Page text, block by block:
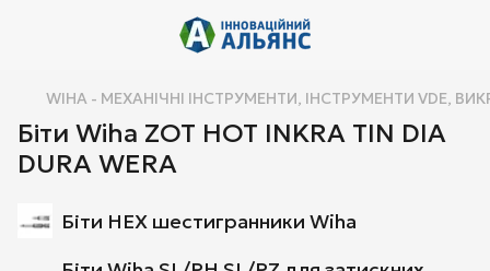
WIHA - МЕХАНІЧНІ ІНСТРУМЕНТИ, ІНСТРУМЕНТИ VDE,
Біти Wiha ZOT HOT INKRA TIN DIA
DURA WERA
Біти HEX шестигранники Wiha